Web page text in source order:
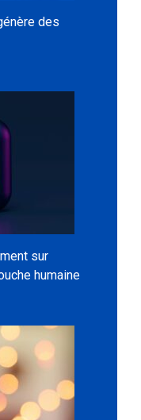
des
sur
humaine